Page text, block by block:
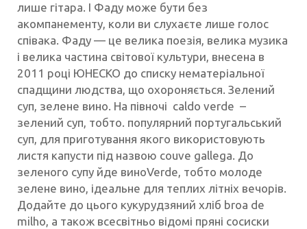
лише гітара. І Фаду може бути без
акомпанементу, коли ви слухаєте лише голос
співака. Фаду — це велика поезія, велика музика
і велика частина світової культури, внесена в
2011 році ЮНЕСКО до списку нематеріальної
спадщини людства, що охороняється. Зелений
суп, зелене вино. На півночі caldo verde –
зелений суп, тобто. популярний португальський
суп, для приготування якого використовують
листя капусти під назвою couve gallega. До
зеленого супу йде виноVerde, тобто молоде
зелене вино, ідеальне для теплих літніх вечорів.
Додайте до цього кукурудзяний хліб broa de
milho, а також всесвітньо відомі пряні сосиски